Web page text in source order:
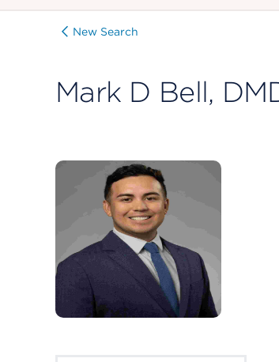
New Search
Mark D Bell,